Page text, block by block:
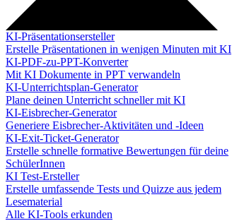
KI-Präsentationsersteller
Erstelle Präsentationen in wenigen Minuten mit KI
KI-PDF-zu-PPT-Konverter
Mit KI Dokumente in PPT verwandeln
KI-Unterrichtsplan-Generator
Plane deinen Unterricht schneller mit KI
KI-Eisbrecher-Generator
Generiere Eisbrecher-Aktivitäten und -Ideen
KI-Exit-Ticket-Generator
Erstelle schnelle formative Bewertungen für deine
SchülerInnen
KI Test-Ersteller
Erstelle umfassende Tests und Quizze aus jedem
Lesematerial
Alle KI-Tools erkunden